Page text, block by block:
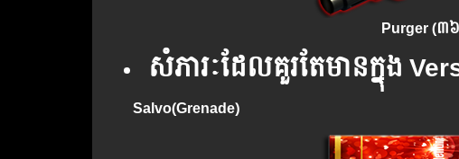
Purger (៣៦
សំភារៈ​ដែល​គួរ​តែ​មាន​ក្នុង
Salvo(Grenade)